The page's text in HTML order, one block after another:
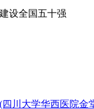
设全国五十强
川大学华西医院金